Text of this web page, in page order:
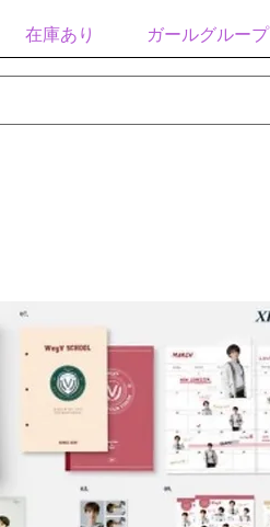
在庫あり ガールグループ